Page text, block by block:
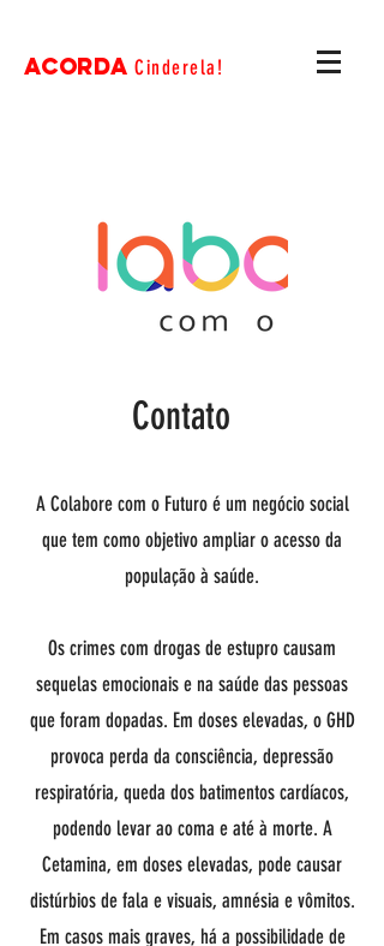
ACORDACinderela!
Contato
A Colabore com o Futuro é um negócio social
que tem como objetivo ampliar o acesso da
população à saúde.
Os crimes com drogas de estupro causam
sequelas emocionais e na saúde das pessoas
que foram dopadas. Em doses elevadas, o GHD
provoca perda da consciência, depressão
respiratória, queda dos batimentos cardíacos,
podendo levar ao coma e até à morte. A
Cetamina, em doses elevadas, pode causar
distúrbios de fala e visuais, amnésia e vômitos.
Em casos mais graves, há a possibilidade de